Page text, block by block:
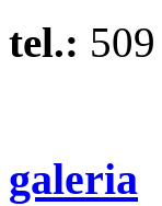
tel.:
galeria